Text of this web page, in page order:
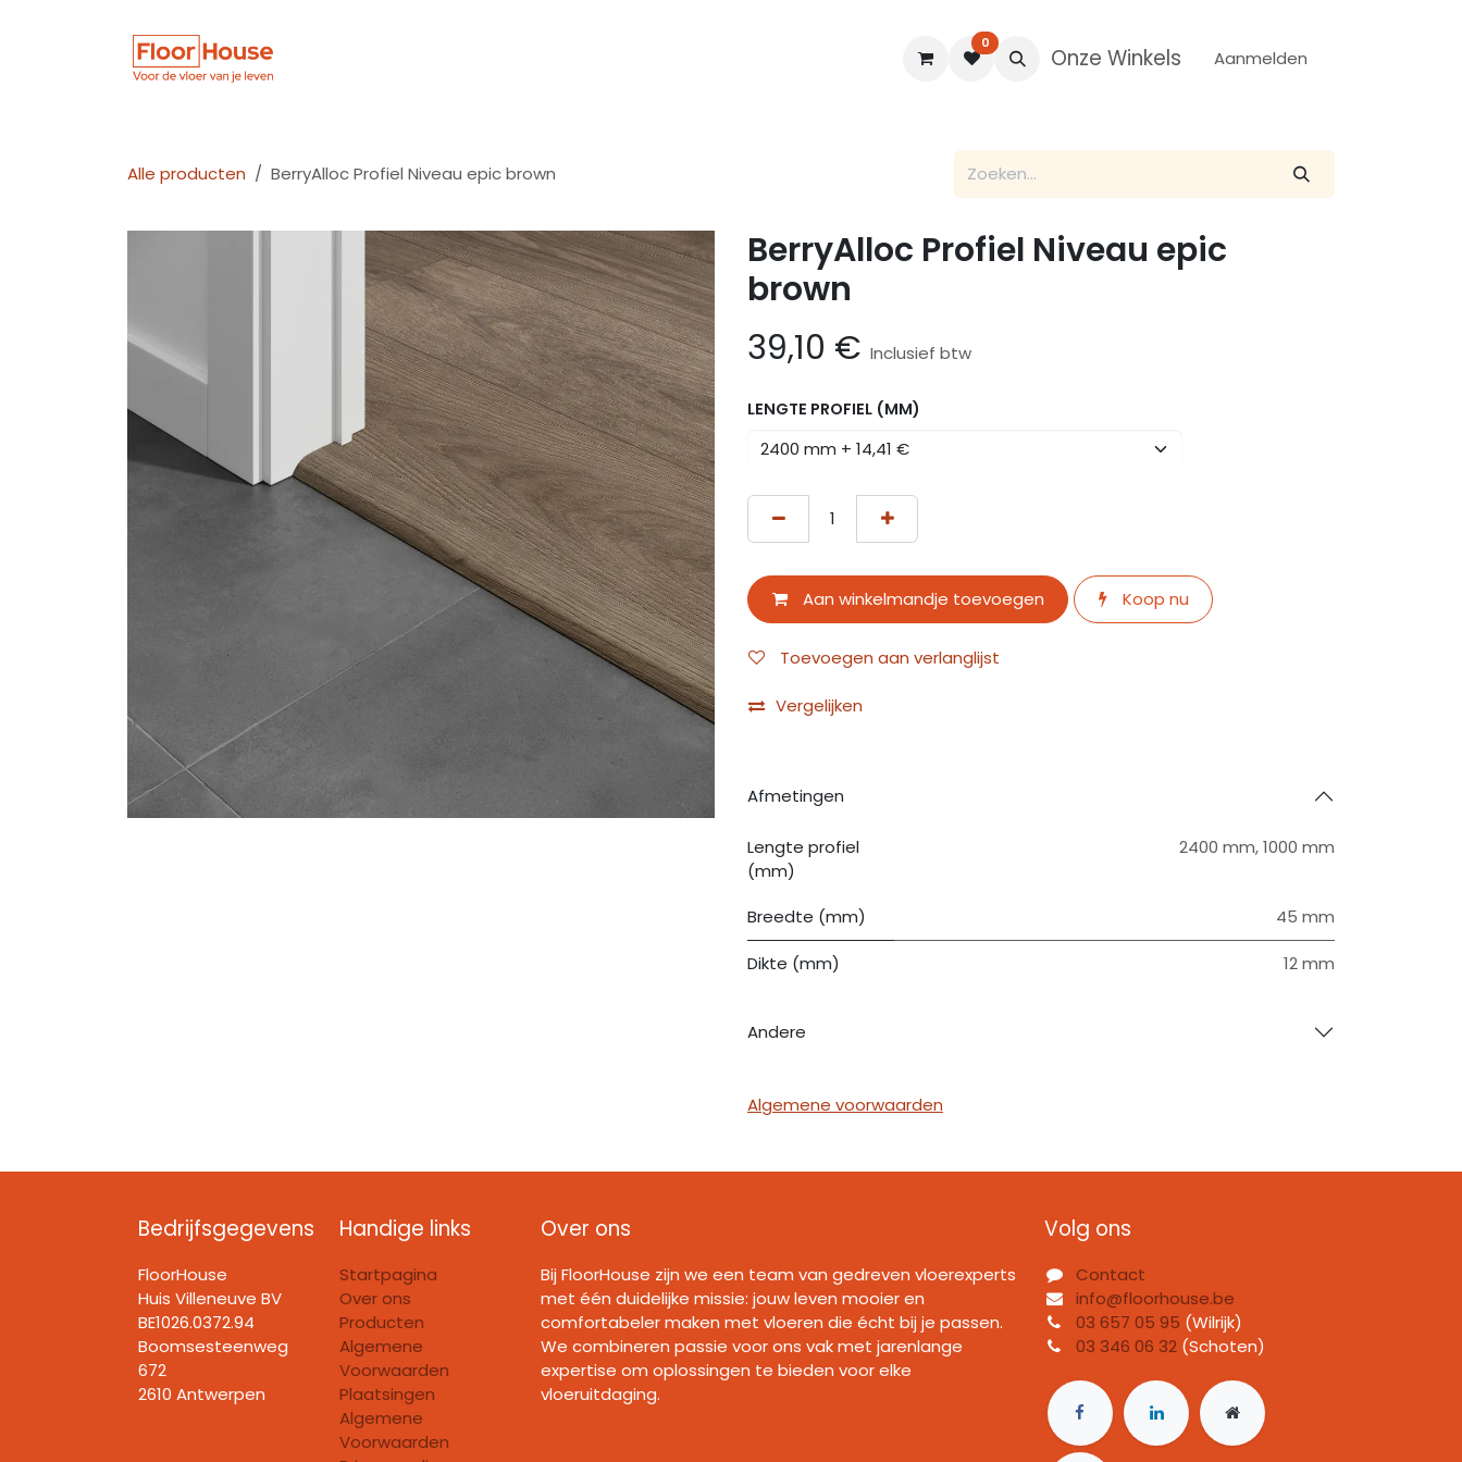
Blogs
0
Onze Winkels Aanmelden
Alle producten BerryAlloc Profiel Niveau epic brown
BerryAlloc Profiel Niveau epic
brown
39,10 € Inclusief btw
LENGTE PROFIEL (MM)
Aan winkelmandje toevoegen Koop nu
Toevoegen aan verlanglijst
Vergelijken
Afmetingen
Lengte profiel
(mm)
2400 mm,1000 mm
Breedte (mm) 45 mm
Dikte (mm) 12 mm
Andere
Algemene voorwaarden
Volg ons
Contact
info@floorhouse.be
03 657 05 95 (Wilrijk)
03 346 06 32(Schoten)
Over ons
Bij FloorHouse zijn we een team van gedreven vloerexperts
met één duidelijke missie: jouw leven mooier en
comfortabeler maken met vloeren die écht bij je passen.
We combineren passie voor ons vak met jarenlange
expertise om oplossingen te bieden voor elke
vloeruitdaging.
Handige links
Startpagina
Over ons
Producten
Algemene
Voorwaarden
Plaatsingen
Algemene
Voorwaarden
Bedrijfsgegevens
FloorHouse
Huis Villeneuve BV​
BE1026.0372.94
Boomsesteenweg
672
2610 Antwerpen